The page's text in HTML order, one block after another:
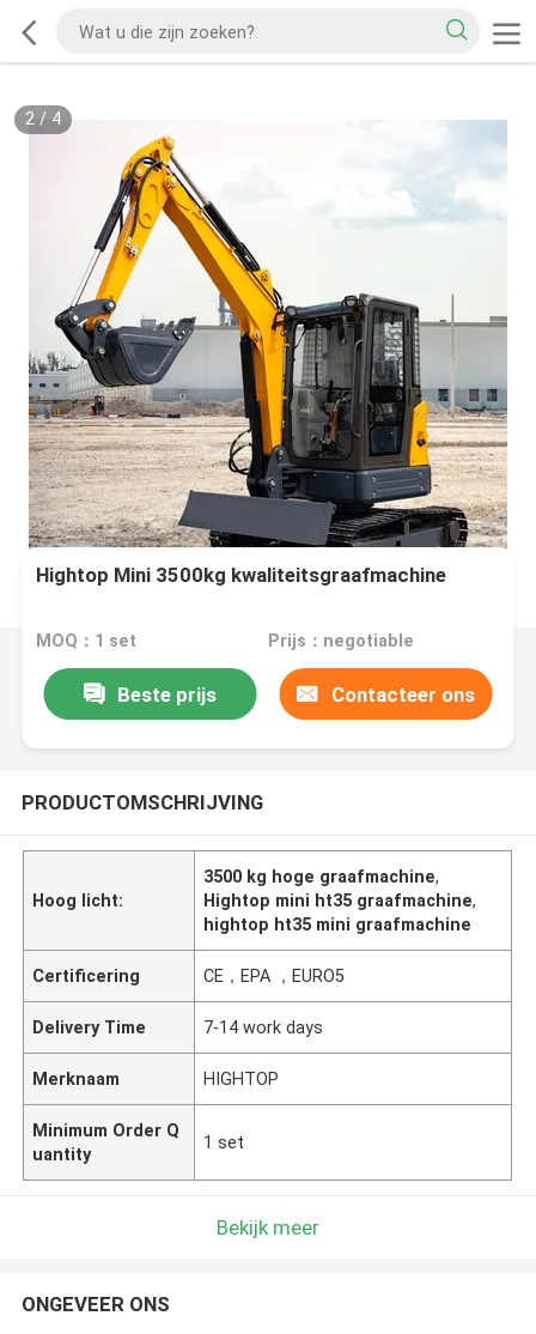
2/ 4
Hightop Mini 3500kg kwaliteitsgraafmachine
MOQ：1 set Prijs：negotiable
Beste prijs Contacteer ons
PRODUCTOMSCHRIJVING
Hoog licht:
3500 kg hoge graafmachine,
Hightop mini ht35 graafmachine,
hightop ht35 mini graafmachine
Certificering CE，EPA ，EURO5
Delivery Time 7-14 work days
Merknaam HIGHTOP
Minimum Order Q
uantity
1 set
Bekijk meer
ONGEVEER ONS